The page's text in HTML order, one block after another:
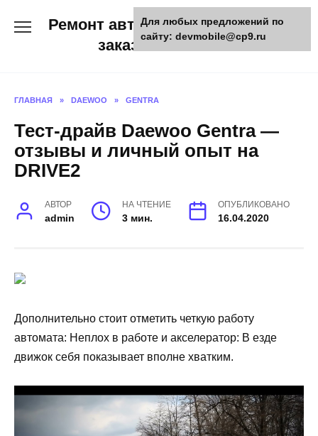
Ремонт авто и мото техники,
заказ запчастей
ГЛАВНАЯ » DAEWOO » GENTRA
Тест-драйв Daewoo Gentra —
отзывы и личный опыт на
DRIVE2
АВТОР
admin
НА ЧТЕНИЕ
3 мин.
ОПУБЛИКОВАНО
16.04.2020
Дополнительно стоит отметить четкую работу
автомата: Неплох в работе и акселератор: В езде
движок себя показывает вполне хватким.
Для любых предложений по
сайту: devmobile@cp9.ru